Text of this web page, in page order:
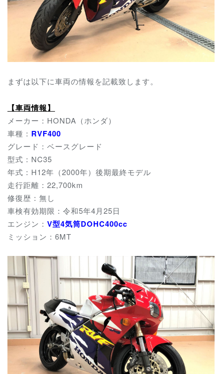
まずは以下に車両の情報を記載致します。
【車両情報】
メーカー：HONDA（ホンダ）
車種： RVF400
グレード：ベースグレード
型式：NC35
年式：H12年（2000年）後期最終モデル
走行距離：22,700km
修復歴：無し
車検有効期限：令和5年4月25日
エンジン： V型4気筒DOHC400cc
ミッション：6MT